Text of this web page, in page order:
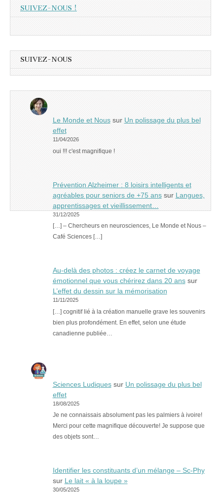
SUIVEZ-NOUS !
SUIVEZ-NOUS
Le Monde et Noussur Un polissage du plus bel
effet
11/04/2026
oui !!! c'est magnifique !
Prévention Alzheimer : 8 loisirs intelligents et
agréables pour seniors de +75 anssur Langues,
apprentissages et vieillissement…
31/12/2025
[…] – Chercheurs en neurosciences, Le Monde et Nous –
Café Sciences […]
Au-delà des photos : créez le carnet de voyage
émotionnel que vous chérirez dans 20 anssur
L’effet du dessin sur la mémorisation
11/11/2025
[…] cognitif lié à la création manuelle grave les souvenirs
bien plus profondément. En effet, selon une étude
canadienne publiée…
Sciences Ludiquessur Un polissage du plus bel
effet
18/08/2025
Je ne connaissais absolument pas les palmiers à ivoire!
Merci pour cette magnifique découverte! Je suppose que
des objets sont…
Identifier les constituants d’un mélange – Sc-Phy
sur Le lait « à la loupe »
30/05/2025